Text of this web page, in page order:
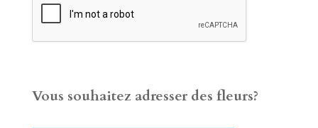
Vous souhaitez adresser des fleurs?